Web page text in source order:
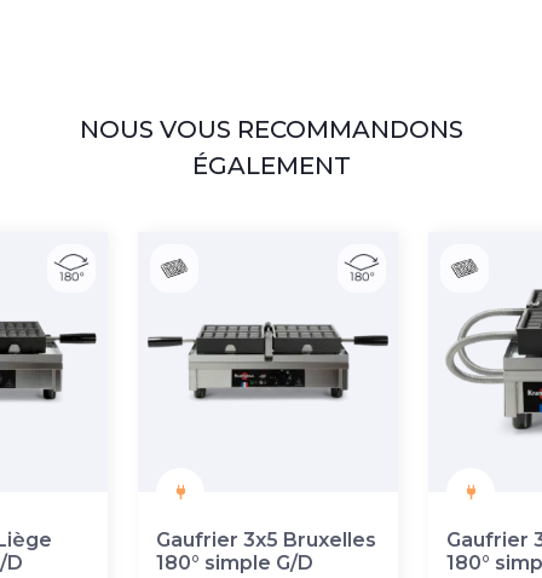
NOUS VOUS RECOMMANDONS
ÉGALEMENT
D
Gaufrier 3x5 Bruxelles
180° simple G/D
Gaufrier
180°